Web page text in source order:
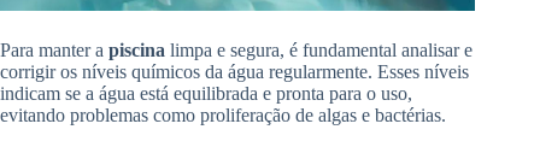
Para manter a piscina limpa e segura, é fundamental analisar e
corrigir os níveis químicos da água regularmente. Esses níveis
indicam se a água está equilibrada e pronta para o uso,
evitando problemas como proliferação de algas e bactérias.